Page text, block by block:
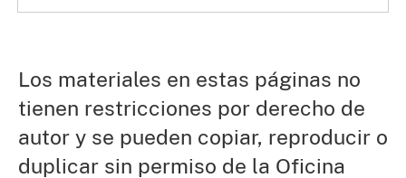
Los materiales en estas páginas no
tienen restricciones por derecho de
autor y se pueden copiar, reproducir o
duplicar sin permiso de la Oficina